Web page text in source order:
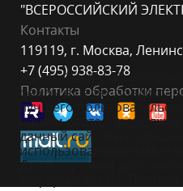
"ВСЕРОССИЙСКИЙ
Контакты
119119, г. Москва,
+7 (495) 938-83-78
Политика обработки
Данный веб-сайт
файлы в целях
лучшего
нашем сайте. Продолжая
данный сайт, вы
использованием нами
Для получения